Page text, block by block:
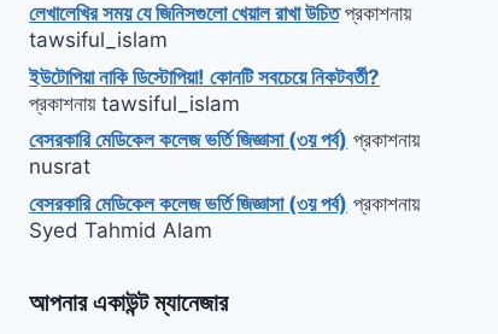
লেখালেখির সময় যে জিনিসগুলো খেয়াল রাখা উচিতপ্রকাশনায়
tawsiful_islam
ইউটোপিয়া নাকি ডিস্টোপিয়া! কোনটি সবচেয়ে নিকটবর্তী?
প্রকাশনায়tawsiful_islam
বেসরকারি মেডিকেল কলেজ ভর্তি জিজ্ঞাসা (৩য় পর্ব) প্রকাশনায়
nusrat
বেসরকারি মেডিকেল কলেজ ভর্তি জিজ্ঞাসা (৩য় পর্ব) প্রকাশনায়
Syed Tahmid Alam
আপনার একাউন্ট ম্যানেজার